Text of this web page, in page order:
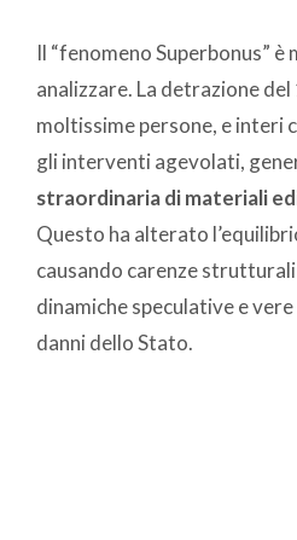
Il “fenomeno Superbonus”
analizzare. La detrazione
moltissime persone, e interi
gli interventi agevolati,
straordinaria di materiali
Questo ha alterato
causando carenze
dinamiche speculative e
danni dello Stato.